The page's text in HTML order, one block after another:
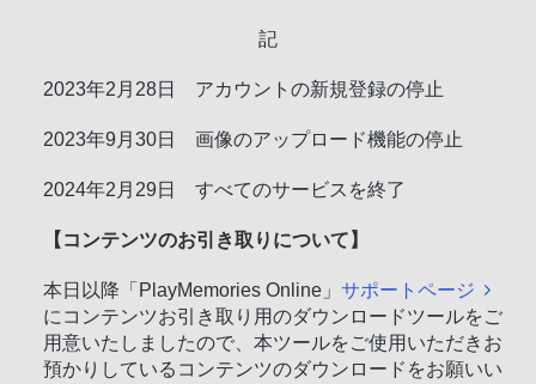
記
2023年2月28日 アカウントの新規登録の停止
2023年9月30日 画像のアップロード機能の停止
2024年2月29日 すべてのサービスを終了
【コンテンツのお引き取りについて】
本日以降「PlayMemories Online」 サポートページ
にコンテンツお引き取り用のダウンロードツールをご
用意いたしましたので、本ツールをご使用いただきお
預かりしているコンテンツのダウンロードをお願いい